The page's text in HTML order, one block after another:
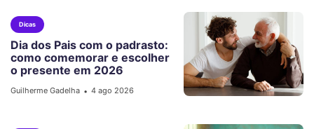
Dicas
Dia dos Pais com o padrasto:
como comemorar e escolher
o presente em 2026
Guilherme Gadelha • 4 ago 2026